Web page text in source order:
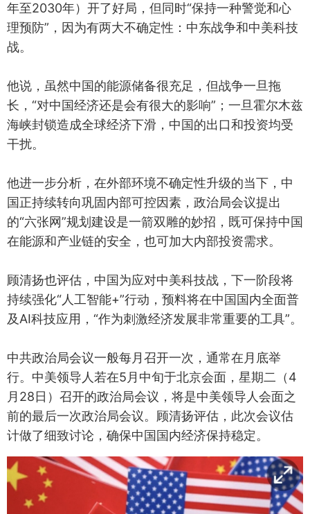
年至2030年）开了好局，但同时“保持一种警觉和心
理预防”，因为有两大不确定性：中东战争和中美科技
战。
他说，虽然中国的能源储备很充足，但战争一旦拖
长，“对中国经济还是会有很大的影响”；一旦霍尔木兹
海峡封锁造成全球经济下滑，中国的出口和投资均受
干扰。
他进一步分析，在外部环境不确定性升级的当下，中
国正持续转向巩固内部可控因素，政治局会议提出
的“六张网”规划建设是一箭双雕的妙招，既可保持中国
在能源和产业链的安全，也可加大内部投资需求。
顾清扬也评估，中国为应对中美科技战，下一阶段将
持续强化“人工智能+”行动，预料将在中国国内全面普
及AI科技应用，“作为刺激经济发展非常重要的工具”。
中共政治局会议一般每月召开一次，通常在月底举
行。中美领导人若在5月中旬于北京会面，星期二（4
月28日）召开的政治局会议，将是中美领导人会面之
前的最后一次政治局会议。顾清扬评估，此次会议估
计做了细致讨论，确保中国国内经济保持稳定。